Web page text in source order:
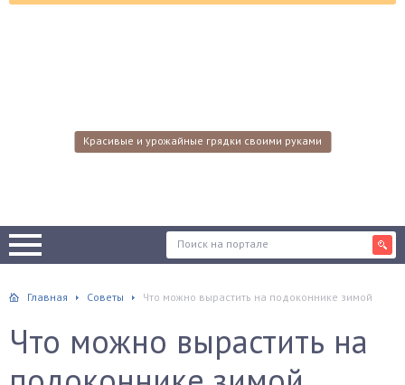
Красивые и урожайные грядки своими руками
Главная Советы Что можно вырастить на подоконнике зимой
Что можно вырастить на